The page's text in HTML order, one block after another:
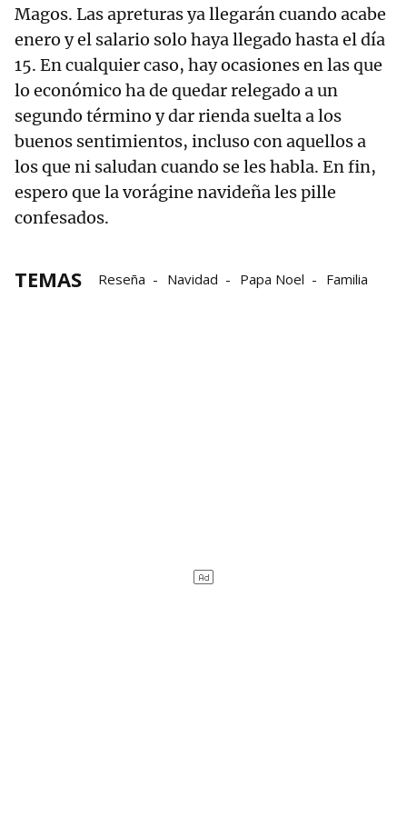
Magos. Las apreturas ya llegarán cuando acabe
enero y el salario solo haya llegado hasta el día
15. En cualquier caso, hay ocasiones en las que
lo económico ha de quedar relegado a un
segundo término y dar rienda suelta a los
buenos sentimientos, incluso con aquellos a
los que ni saludan cuando se les habla. En fin,
espero que la vorágine navideña les pille
confesados.
TEMAS Reseña Navidad Papa Noel Familia